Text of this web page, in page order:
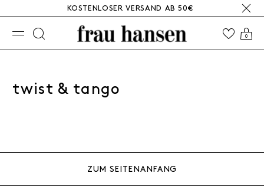
KOSTENLOSER VERSAND AB 50€
0
☰
twist & tango
ZUM SEITENANFANG